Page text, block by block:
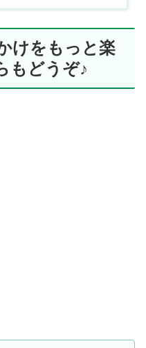
けをもっと楽
もどうぞ♪